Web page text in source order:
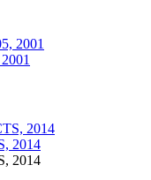
2014
2014